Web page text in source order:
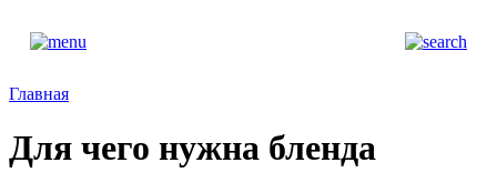
Главная
Для чего нужна бленда